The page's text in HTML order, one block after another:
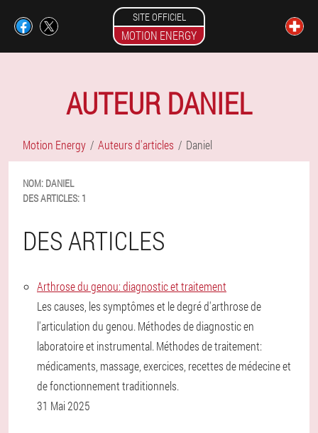
SITE OFFICIEL
MOTION ENERGY
AUTEUR DANIEL
Motion Energy Auteurs d'articles Daniel
NOM: DANIEL
DES ARTICLES: 1
DES ARTICLES
Arthrose du genou: diagnostic et traitement
Les causes, les symptômes et le degré d'arthrose de
l'articulation du genou. Méthodes de diagnostic en
laboratoire et instrumental. Méthodes de traitement:
médicaments, massage, exercices, recettes de médecine et
de fonctionnement traditionnels.
31 Mai 2025